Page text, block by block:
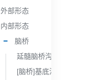
外部形态
内部形态
脑桥
延髓脑桥沟
[脑桥]基底沟